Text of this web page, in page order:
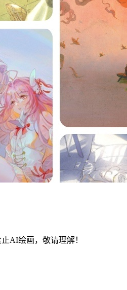
AI绘画，敬请理解！